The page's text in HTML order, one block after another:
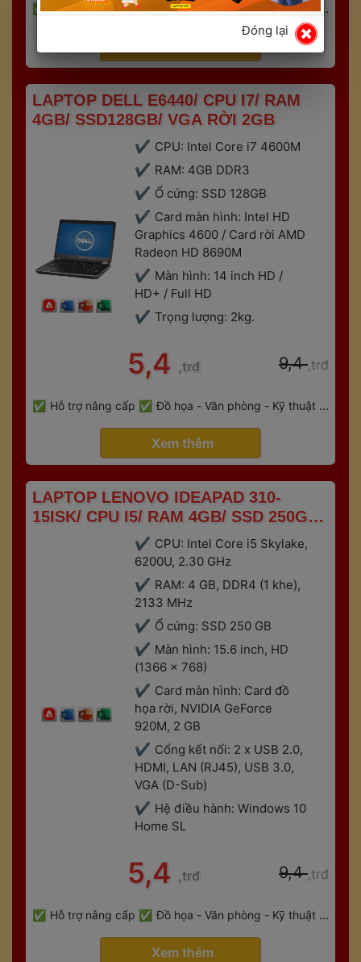
Hỗ trợ nâng cấp
Đồ họa - Văn phòng - Kỹ thuật -
LAPTOP DELL E6440/ CPU I7/ RAM
4GB/ SSD128GB/ VGA RỜI 2GB
CPU: Intel Core i7 4600M
RAM: 4GB DDR3
Ổ cứng: SSD 128GB
Card màn hình: Intel HD
Graphics 4600 / Card rời AMD
Radeon HD 8690M
Màn hình: 14 inch HD /
HD+ / Full HD
Trọng lượng: 2kg.
5,4 ,trđ 9,4 ,trđ
Hỗ trợ nâng cấp
Đồ họa - Văn phòng - Kỹ thuật -
Xem thêm
LAPTOP LENOVO IDEAPAD 310-
15ISK/ CPU I5/ RAM 4GB/ SSD 250GB/
CPU: Intel Core i5 Skylake,
6200U, 2.30 GHz
RAM: 4 GB, DDR4 (1 khe),
2133 MHz
Ổ cứng: SSD 250 GB
Màn hình: 15.6 inch, HD
(1366 x 768)
Card màn hình: Card đồ
họa rời, NVIDIA GeForce
920M, 2 GB
Cổng kết nối: 2 x USB 2.0,
HDMI, LAN (RJ45), USB 3.0,
VGA (D-Sub)
Hệ điều hành: Windows 10
Home SL
5,4 ,trđ 9,4 ,trđ
Hỗ trợ nâng cấp
Đồ họa - Văn phòng - Kỹ thuật -
Xem thêm
Đóng lại